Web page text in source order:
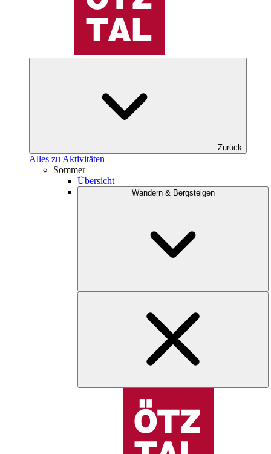
Zurück
Alles zu Aktivitäten
Sommer
Übersicht
Wandern & Bergsteigen